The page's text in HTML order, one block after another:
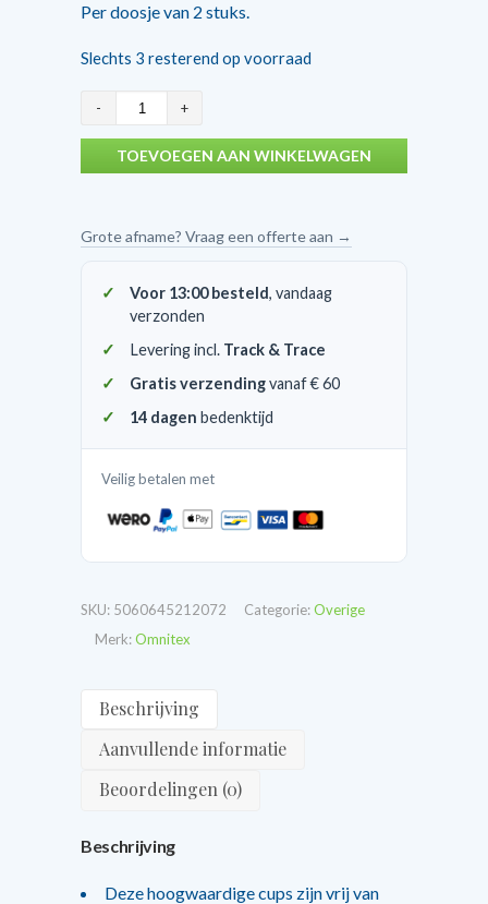
Per doosje van 2 stuks.
Slechts 3 resterend op voorraad
Omnitex
aantal
TOEVOEGEN AAN WINKELWAGEN
Grote afname? Vraag een offerte aan →
Voor 13:00 besteld, vandaag
verzonden
Levering incl. Track & Trace
Gratis verzendingvanaf € 60
14 dagen bedenktijd
Veilig betalen met
SKU: 5060645212072 Categorie:Overige
Merk:Omnitex
Beschrijving
Aanvullende informatie
Beoordelingen (0)
Beschrijving
Deze hoogwaardige cups zijn vrij van